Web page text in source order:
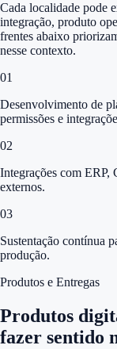
Cada localidade pode
integração, produto
frentes abaixo
nesse contexto.
01
Desenvolvimento de
permissões e
02
Integrações com ERP,
externos.
03
Sustentação contínua
produção.
Produtos e Entregas
Produtos
fazer sentido